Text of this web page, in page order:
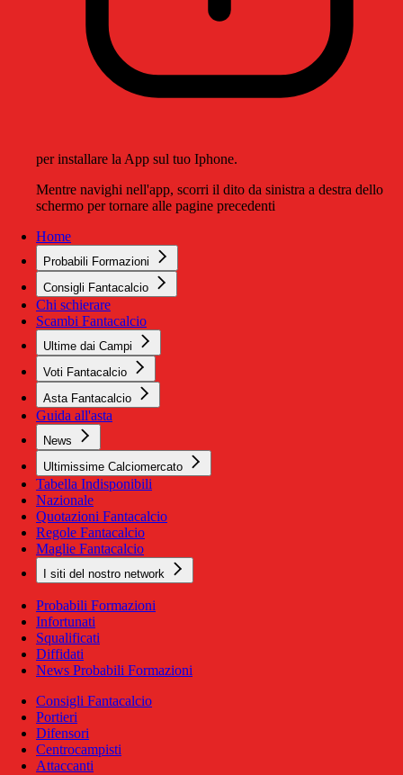
per installare la App sul tuo Iphone.
Mentre navighi nell'app, scorri il dito da sinistra a destra dello
schermo per tornare alle pagine precedenti
Home
Probabili Formazioni
Consigli Fantacalcio
Chi schierare
Scambi Fantacalcio
Ultime dai Campi
Voti Fantacalcio
Asta Fantacalcio
Guida all'asta
News
Ultimissime Calciomercato
Tabella Indisponibili
Nazionale
Quotazioni Fantacalcio
Regole Fantacalcio
Maglie Fantacalcio
I siti del nostro network
Probabili Formazioni
Infortunati
Squalificati
Diffidati
News Probabili Formazioni
Consigli Fantacalcio
Portieri
Difensori
Centrocampisti
Attaccanti